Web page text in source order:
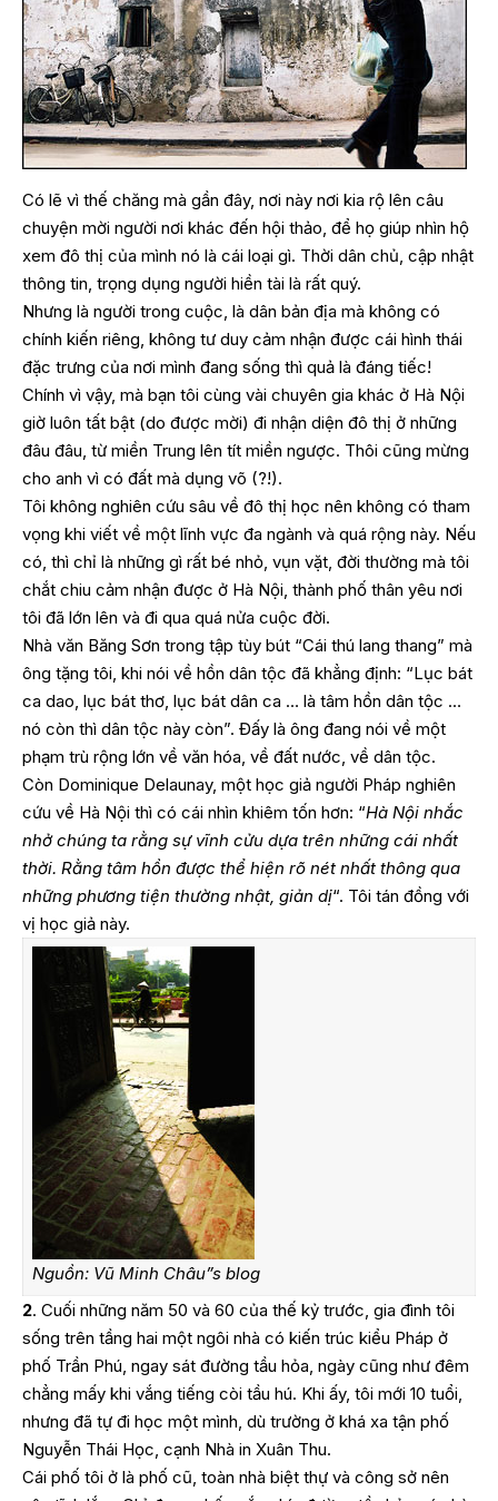
Có lẽ vì thế chăng mà gần đây, nơi này nơi kia rộ lên câu
chuyện mời người nơi khác đến hội thảo, để họ giúp nhìn hộ
xem đô thị của mình nó là cái loại gì. Thời dân chủ, cập nhật
thông tin, trọng dụng người hiền tài là rất quý.
Nhưng là người trong cuộc, là dân bản địa mà không có
chính kiến riêng, không tư duy cảm nhận được cái hình thái
đặc trưng của nơi mình đang sống thì quả là đáng tiếc!
Chính vì vậy, mà bạn tôi cùng vài chuyên gia khác ở Hà Nội
giờ luôn tất bật (do được mời) đi nhận diện đô thị ở những
đâu đâu, từ miền Trung lên tít miền ngược. Thôi cũng mừng
cho anh vì có đất mà dụng võ (?!).
Tôi không nghiên cứu sâu về đô thị học nên không có tham
vọng khi viết về một lĩnh vực đa ngành và quá rộng này. Nếu
có, thì chỉ là những gì rất bé nhỏ, vụn vặt, đời thường mà tôi
chắt chiu cảm nhận được ở Hà Nội, thành phố thân yêu nơi
tôi đã lớn lên và đi qua quá nửa cuộc đời.
Nhà văn Băng Sơn trong tập tùy bút “Cái thú lang thang” mà
ông tặng tôi, khi nói về hồn dân tộc đã khẳng định: “Lục bát
ca dao, lục bát thơ, lục bát dân ca … là tâm hồn dân tộc …
nó còn thì dân tộc này còn”. Đấy là ông đang nói về một
phạm trù rộng lớn về văn hóa, về đất nước, về dân tộc.
Còn Dominique Delaunay, một học giả người Pháp nghiên
cứu về Hà Nội thì có cái nhìn khiêm tốn hơn: “Hà Nội nhắc
nhở chúng ta rằng sự vĩnh cửu dựa trên những cái nhất
thời. Rằng tâm hồn được thể hiện rõ nét nhất thông qua
những phương tiện thường nhật, giản dị“. Tôi tán đồng với
vị học giả này.
Nguồn: Vũ Minh Châu”s blog
2. Cuối những năm 50 và 60 của thế kỷ trước, gia đình tôi
sống trên tầng hai một ngôi nhà có kiến trúc kiểu Pháp ở
phố Trần Phú, ngay sát đường tầu hỏa, ngày cũng như đêm
chẳng mấy khi vắng tiếng còi tầu hú. Khi ấy, tôi mới 10 tuổi,
nhưng đã tự đi học một mình, dù trường ở khá xa tận phố
Nguyễn Thái Học, cạnh Nhà in Xuân Thu.
Cái phố tôi ở là phố cũ, toàn nhà biệt thự và công sở nên